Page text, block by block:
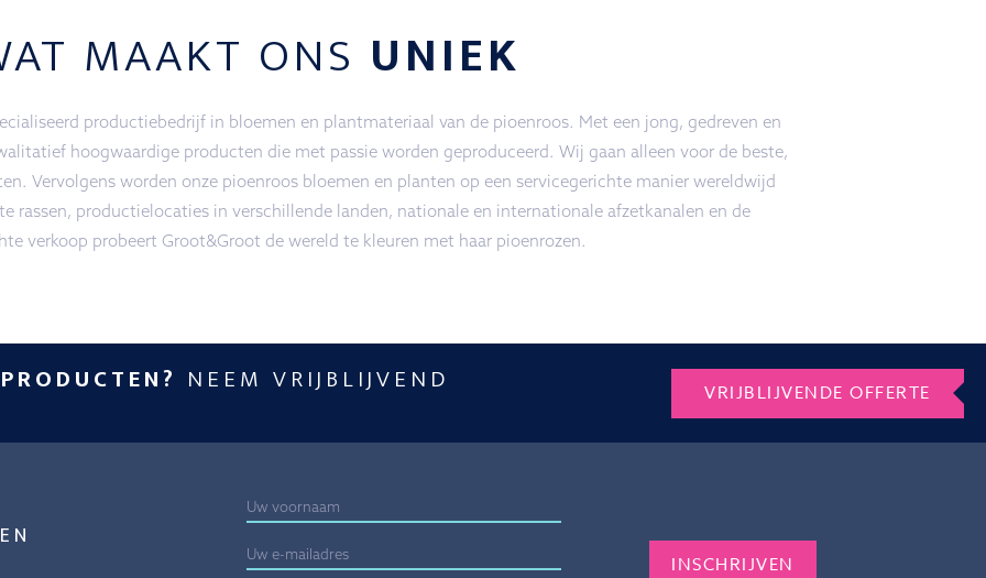
MAAKT ONS UNIEK
productiebedrijf in bloemen en plantmateriaal van de pioenroos. Met een jong, gedreven en
hoogwaardige producten die met passie worden geproduceerd. Wij gaan alleen voor de beste,
Vervolgens worden onze pioenroos bloemen en planten op een servicegerichte manier wereldwijd
rassen, productielocaties in verschillende landen, nationale en internationale afzetkanalen en de
verkoop probeert Groot&Groot de wereld te kleuren met haar pioenrozen.
NEEM VRIJBLIJVEND VRIJBLIJVENDE OFFERTE
Gelieve dit veld leeg te laten.